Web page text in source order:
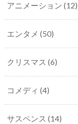
アニメーション (12)
エンタメ (50)
クリスマス (6)
コメディ (4)
サスペンス (14)